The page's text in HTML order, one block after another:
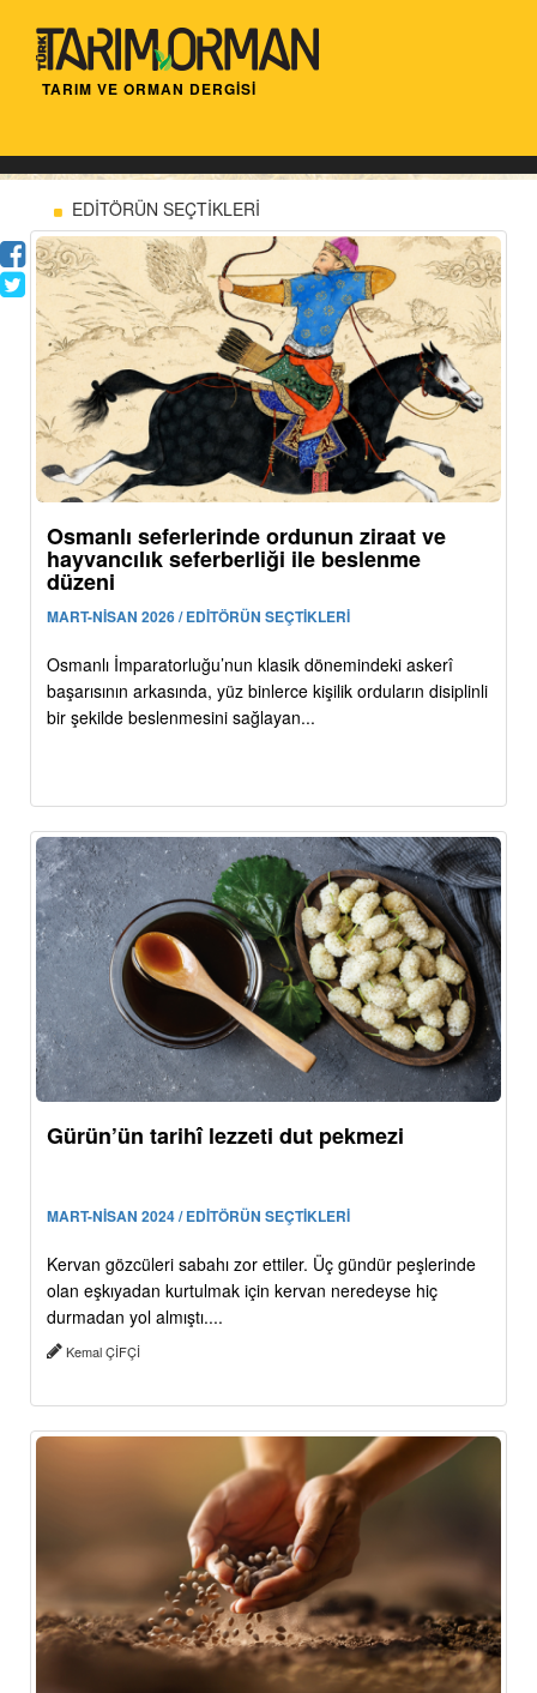
TARIM VE ORMAN DERGİSİ
EDİTÖRÜN SEÇTİKLERİ
Osmanlı seferlerinde ordunun ziraat ve
hayvancılık seferberliği ile beslenme
düzeni
MART-NİSAN 2026 / EDİTÖRÜN SEÇTİKLERİ
Osmanlı İmparatorluğu’nun klasik dönemindeki askerî
başarısının arkasında, yüz binlerce kişilik orduların disiplinli
bir şekilde beslenmesini sağlayan...
Gürün’ün tarihî lezzeti dut pekmezi
MART-NİSAN 2024 / EDİTÖRÜN SEÇTİKLERİ
Kervan gözcüleri sabahı zor ettiler. Üç gündür peşlerinde
olan eşkıyadan kurtulmak için kervan neredeyse hiç
durmadan yol almıştı....
Kemal ÇİFÇİ